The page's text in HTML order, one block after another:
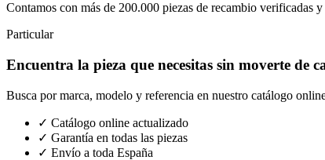
Contamos con más de 200.000 piezas de recambio verificadas
Particular
Encuentra la pieza que necesitas sin moverte de
Busca por marca, modelo y referencia en nuestro catálogo
✓ Catálogo online actualizado
✓ Garantía en todas las piezas
✓ Envío a toda España